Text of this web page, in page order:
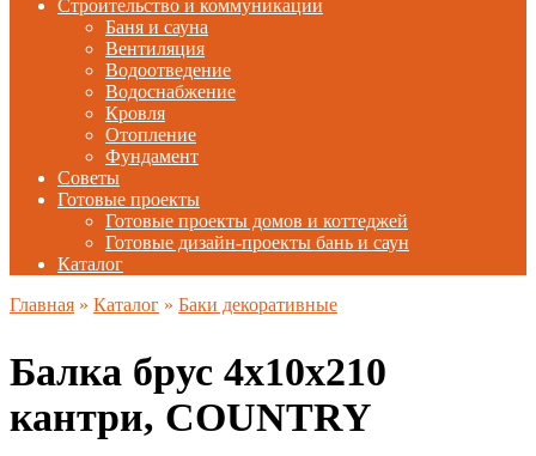
Строительство и коммуникации
Баня и сауна
Вентиляция
Водоотведение
Водоснабжение
Кровля
Отопление
Фундамент
Советы
Готовые проекты
Готовые проекты домов и коттеджей
Готовые дизайн-проекты бань и саун
Каталог
Главная » Каталог » Баки декоративные
Балка брус 4х10х210
кантри, COUNTRY